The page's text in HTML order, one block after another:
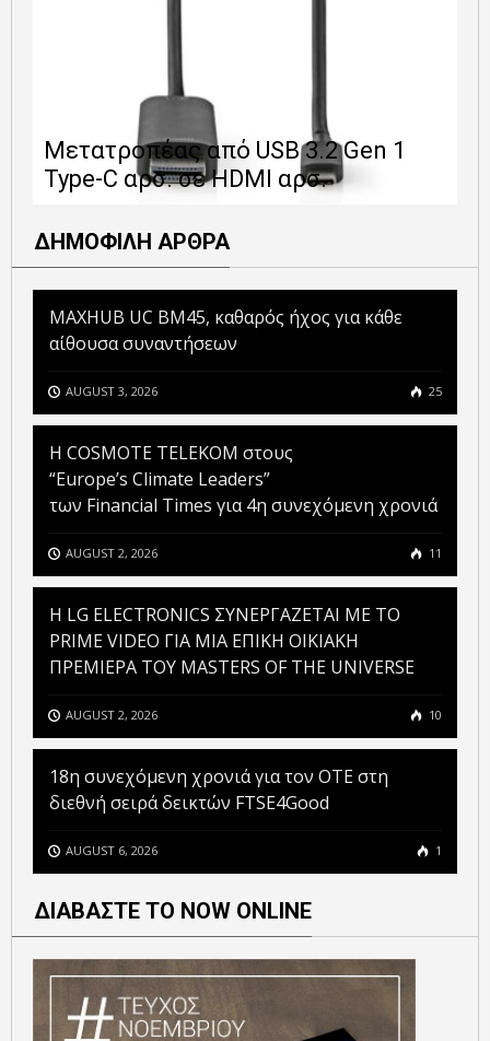
Μετατροπέας από USB 3.2 Gen 1
Type-C αρσ. σε HDMI αρσ.
ΔΗΜΟΦΙΛΗ ΑΡΘΡΑ
MAXHUB UC BM45, καθαρός ήχος για κάθε
αίθουσα συναντήσεων
AUGUST 3, 2026 25
Η COSMOTE TELEKOM στους
“Europe’s Climate Leaders”
των Financial Times για 4η συνεχόμενη χρονιά
AUGUST 2, 2026 11
H LG ELECTRONICS ΣΥΝΕΡΓΑΖΕΤΑΙ ΜΕ ΤΟ
PRIME VIDEO ΓΙΑ ΜΙΑ ΕΠΙΚΗ ΟΙΚΙΑΚΗ
ΠΡΕΜΙΕΡΑ ΤΟΥ MASTERS OF THE UNIVERSE
AUGUST 2, 2026 10
18η συνεχόμενη χρονιά για τον ΟΤΕ στη
διεθνή σειρά δεικτών FTSE4Good
AUGUST 6, 2026 1
ΔΙΑΒΑΣΤΕ ΤΟ NOW ONLINE